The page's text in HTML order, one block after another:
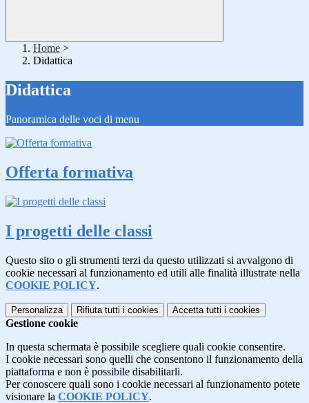
Home >
Didattica
Didattica
Panoramica delle voci di menu
Offerta formativa
I progetti delle classi
Questo sito o gli strumenti terzi da questo utilizzati si avvalgono di
cookie necessari al funzionamento ed utili alle finalità illustrate nella
COOKIE POLICY.
Personalizza Rifiuta tutti i cookies Accetta tutti i cookies
Gestione cookie
In questa schermata è possibile scegliere quali cookie consentire.
I cookie necessari sono quelli che consentono il funzionamento della
piattaforma e non è possibile disabilitarli.
Per conoscere quali sono i cookie necessari al funzionamento potete
visionare la COOKIE POLICY.